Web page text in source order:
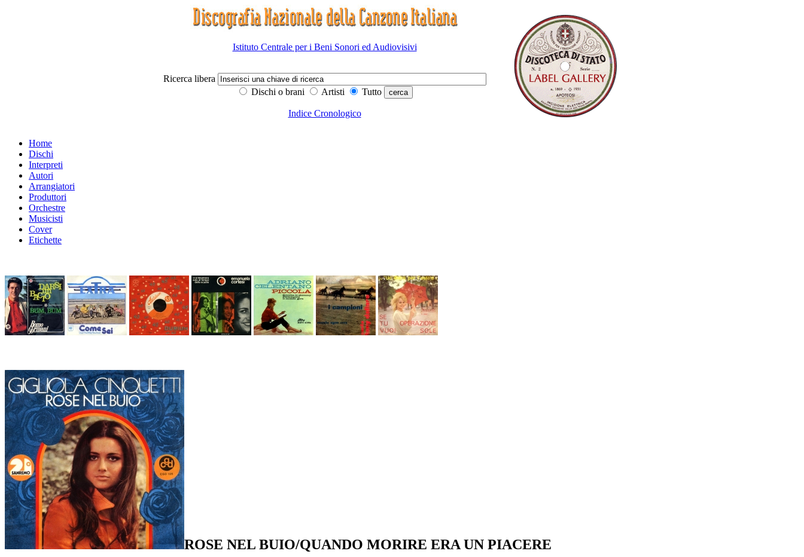
Istituto Centrale per i Beni Sonori ed Audiovisivi
Ricerca libera
Dischi o brani
Artisti Tutto
Indice Cronologico
Home
Dischi
Interpreti
Autori
Arrangiatori
Produttori
Orchestre
Musicisti
Cover
Etichette
ROSE NEL BUIO/QUANDO MORIRE ERA UN PIACERE